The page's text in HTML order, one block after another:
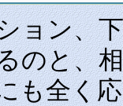
ョン、
のと、
も全く